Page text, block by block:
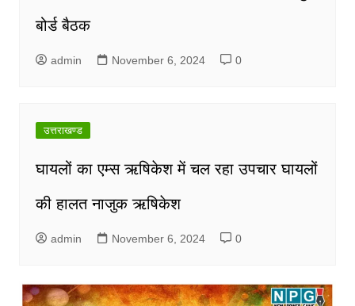
बोर्ड बैठक
admin November 6, 2024 0
उत्तराखण्ड
घायलों का एम्स ऋषिकेश में चल रहा उपचार घायलों
की हालत नाजुक ऋषिकेश
admin November 6, 2024 0